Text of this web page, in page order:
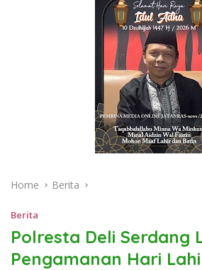
Home Berita
Berita
Polresta Deli Serdang
Pengamanan Hari